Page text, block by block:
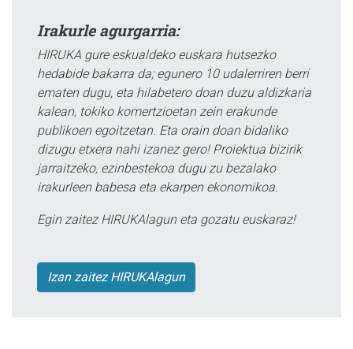
Irakurle agurgarria:
HIRUKA gure eskualdeko euskara hutsezko
hedabide bakarra da; egunero 10 udalerriren berri
ematen dugu, eta hilabetero doan duzu aldizkaria
kalean, tokiko komertzioetan zein erakunde
publikoen egoitzetan. Eta orain doan bidaliko
dizugu etxera nahi izanez gero! Proiektua bizirik
jarraitzeko, ezinbestekoa dugu zu bezalako
irakurleen babesa eta ekarpen ekonomikoa.
Egin zaitez HIRUKAlagun eta gozatu euskaraz!
Izan zaitez HIRUKAlagun